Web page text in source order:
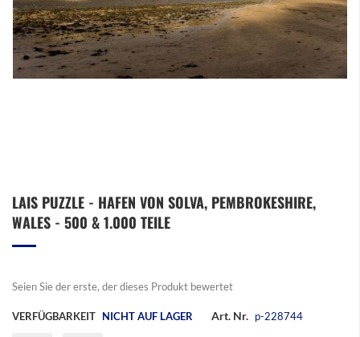
Anfang
der
LAIS PUZZLE - HAFEN VON SOLVA, PEMBROKESHIRE,
WALES - 500 & 1.000 TEILE
Seien Sie der erste, der dieses Produkt bewertet
VERFÜGBARKEIT NICHT AUF LAGER Art. Nr. p-228744